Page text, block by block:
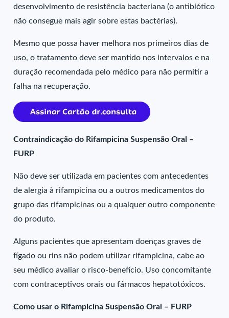
desenvolvimento de resistência bacteriana (o antibiótico
não consegue mais agir sobre estas bactérias).
Mesmo que possa haver melhora nos primeiros dias de
uso, o tratamento deve ser mantido nos intervalos e na
duração recomendada pelo médico para não permitir a
falha na recuperação.
Contraindicação do Rifampicina Suspensão Oral –
FURP
Não deve ser utilizada em pacientes com antecedentes
de alergia à rifampicina ou a outros medicamentos do
grupo das rifampicinas ou a qualquer outro componente
do produto.
Alguns pacientes que apresentam doenças graves de
fígado ou rins não podem utilizar rifampicina, cabe ao
seu médico avaliar o risco-benefício. Uso concomitante
com contraceptivos orais ou fármacos hepatotóxicos.
Como usar o Rifampicina Suspensão Oral – FURP